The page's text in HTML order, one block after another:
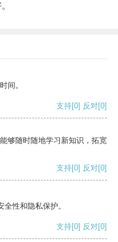
间。
支持[0] 反对[0]
够随时随地学习新知识，拓宽
支持[0] 反对[0]
性和隐私保护。
支持[0] 反对[0]